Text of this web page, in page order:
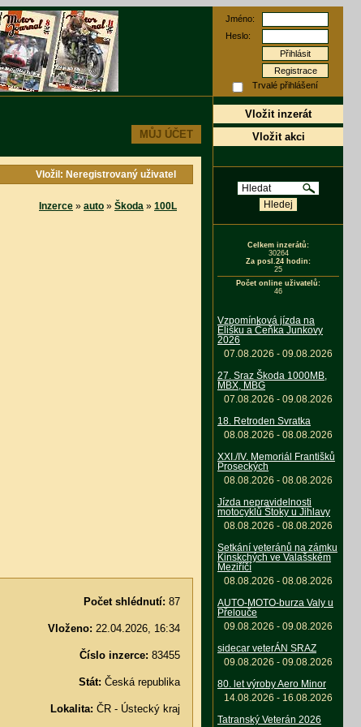
MŮJ ÚČET
Vložil: Neregistrovaný uživatel
Inzerce » auto » Škoda » 100L
Počet shlédnutí: 87
Vloženo: 22.04.2026, 16:34
Číslo inzerce: 83455
Stát: Česká republika
Lokalita: ČR - Ústecký kraj
Jméno:
Heslo:
Registrace
Trvalé přihlášení
Vložit inzerát
Vložit akci
Celkem inzerátů:
30264
Za posl.24 hodin:
25
Počet online uživatelů:
46
Vzpomínková jízda na
Elišku a Čeňka Junkovy
2026
07.08.2026 - 09.08.2026
27. Sraz Škoda 1000MB,
MBX, MBG
07.08.2026 - 09.08.2026
18. Retroden Svratka
08.08.2026 - 08.08.2026
XXI./IV. Memoriál Františků
Proseckých
08.08.2026 - 08.08.2026
Jízda nepravidelnosti
motocyklů Štoky u Jihlavy
08.08.2026 - 08.08.2026
Setkání veteránů na zámku
Kinskchých ve Valašském
Meziříčí
08.08.2026 - 08.08.2026
AUTO-MOTO-burza Valy u
Přelouče
09.08.2026 - 09.08.2026
sidecar veterÁN SRAZ
09.08.2026 - 09.08.2026
80. let výroby Aero Minor
14.08.2026 - 16.08.2026
Tatranský Veterán 2026